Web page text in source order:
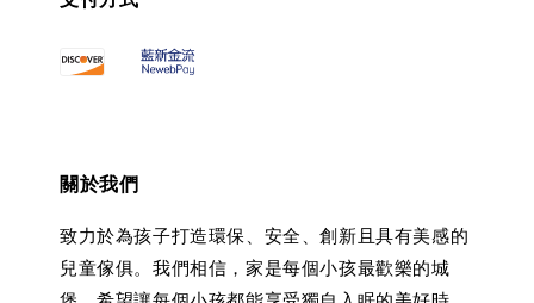
關於我們
致力於為孩子打造環保、安全、創新且具有美感的
兒童傢俱。我們相信，家是每個小孩最歡樂的城